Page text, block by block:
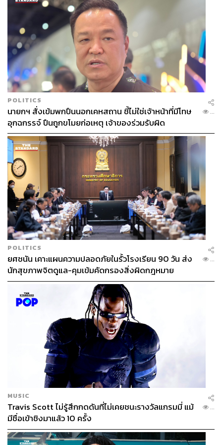
POLITICS
นายกฯ สั่งเข้มพกปืนนอกเคหสถาน ชี้ไม่ใช่เจ้าหน้าที่มีโทษ
อุกฉกรรจ์ ปืนถูกขโมยก่อเหตุ เจ้าของร่วมรับผิด
...
POLITICS
ยศชนัน เคาะแผนความปลอดภัยในรั้วโรงเรียน 90 วัน ส่ง
นักสุขภาพจิตดูแล-คุมเข้มคัดกรองสิ่งผิดกฎหมาย
...
MUSIC
Travis Scott ไม่รู้สึกกดดันที่ไม่เคยชนะรางวัลแกรมมี่ แม้
มีชื่อเข้าชิงมาแล้ว 10 ครั้ง
...